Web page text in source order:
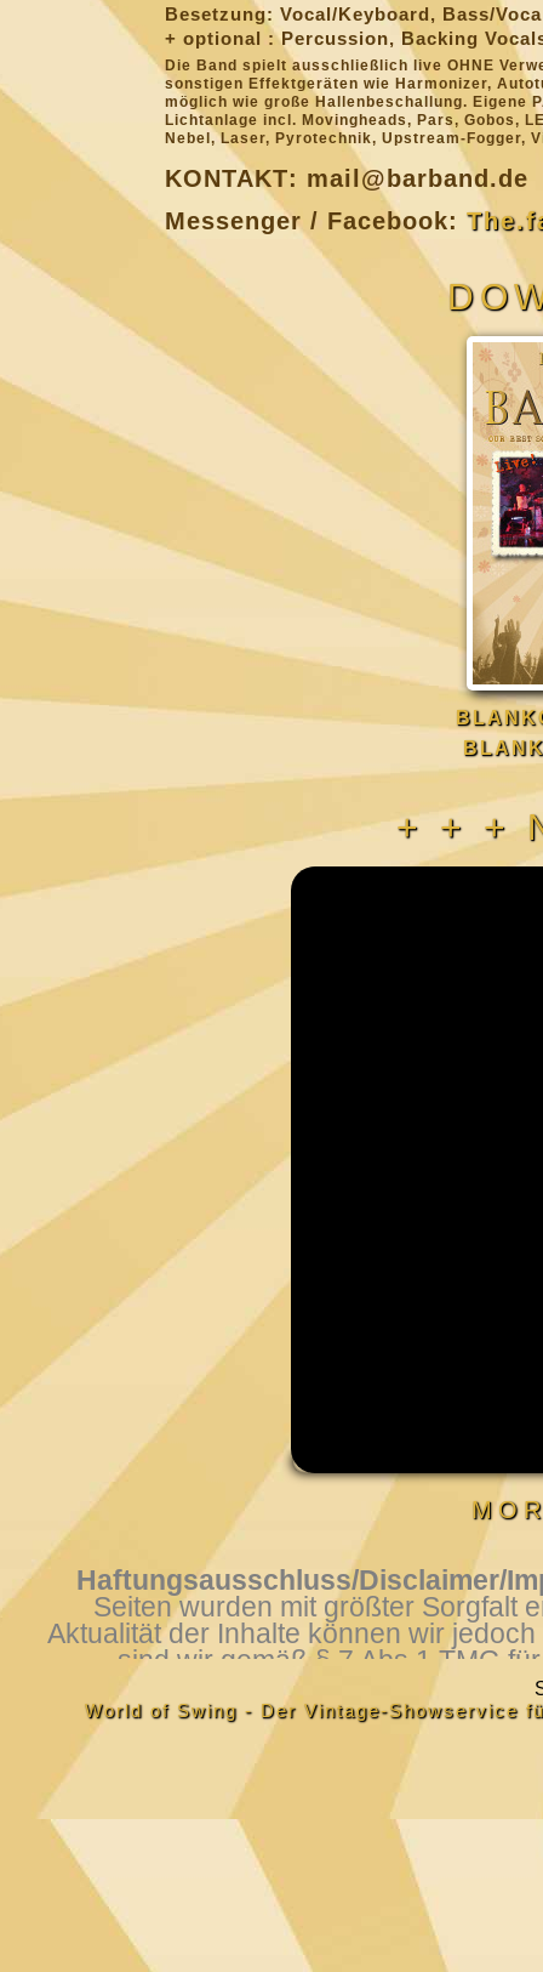
Besetzung: Vocal/Keyboard, Bass/
+ optional : Percussion, Backing
Die Band spielt ausschließlich live OHNE
sonstigen Effektgeräten wie Harmonizer,
möglich wie große Hallenbeschallung. Eigene
Lichtanlage incl. Movingheads, Pars, Gobos,
Nebel, Laser, Pyrotechnik, Upstream-Fogger,
KONTAKT @ bar de
: mail
band.
Messenger / Facebook:
+ + +
Haftungsausschluss/Disclaimer/
World of Swing - Der Vintage-Showservice